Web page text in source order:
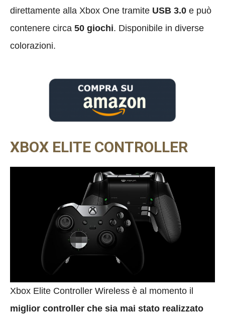
direttamente alla Xbox One tramite USB 3.0 e può
contenere circa 50 giochi. Disponibile in diverse
colorazioni.
XBOX ELITE CONTROLLER
Xbox Elite Controller Wireless è al momento il
miglior controller che sia mai stato realizzato